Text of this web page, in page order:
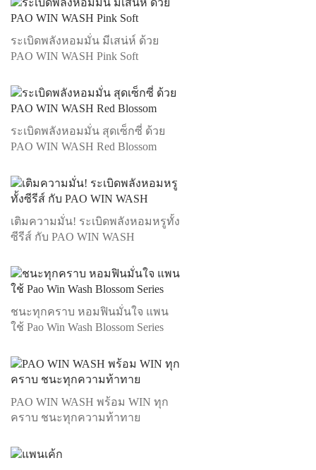
ระเบิดพลังหอมมั่น มีเสน่ห์ ด้วย
PAO WIN WASH Pink Soft
ระเบิดพลังหอมมั่น สุดเซ็กซี่ ด้วย
PAO WIN WASH Red Blossom
เติมความมั่น! ระเบิดพลังหอมหรูทั้ง
ซีรีส์ กับ PAO WIN WASH
ชนะทุกคราบ หอมฟินมั่นใจ แพน
ใช้ Pao Win Wash Blossom Series
PAO WIN WASH พร้อม WIN ทุก
คราบ ชนะทุกความท้าทาย